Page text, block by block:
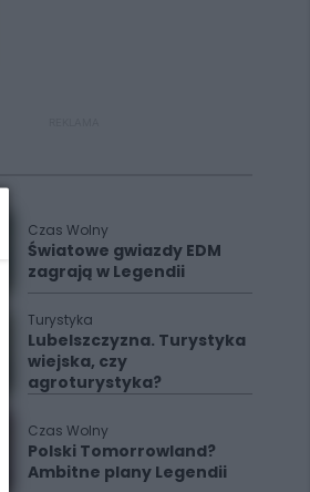
Czas Wolny
Światowe gwiazdy EDM
zagrają w Legendii
Turystyka
Lubelszczyzna. Turystyka
wiejska, czy
agroturystyka?
Czas Wolny
Polski Tomorrowland?
Ambitne plany Legendii